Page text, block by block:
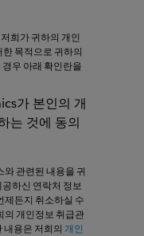
희가 귀하의 개인
목적으로 귀하의
우 아래 확인란을
가 본인의 개인 정보
가 본인의 개
는 것에 동의
관련된 내용을 귀
하신 연락처 정보
제든지 취소하실 수
의 개인정보 취급관
내용은 저희의 개인